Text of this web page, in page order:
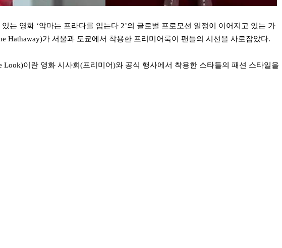
는 영화 ‘악마는 프라다를 입는다 2’의 글로벌 프로모션 일정이 이어지고 있는 가
Hathaway)가 서울과 도쿄에서 착용한 프리미어룩이 팬들의 시선을 사로잡았다.
Look)이란 영화 시사회(프리미어)와 공식 행사에서 착용한 스타들의 패션 스타일을